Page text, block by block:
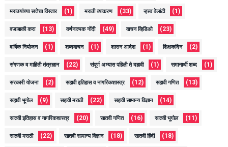
मराठयांच्या सत्तेचा विस्तार (1) मराठी व्याकरण (33) ऱ्हस्व वेलांटी (1)
वजाबाकी करा (13) वर्णनात्मक नोंदी (49) वाचन व्हिडिओ (23)
वार्षिक नियोजन (1) शब्दवाचन (1) शासन आदेश (1) शिक्षकदिन (2)
संगणक व माहिती तंत्रज्ञान (22) संपूर्ण अभ्यास पहिली ते दहावी (1) समानार्थी शब्द (1)
सरकारी योजना (2) सहावी इतिहास व नागरिकशास्त्र (12) सहावी गणित (13)
सहावी भूगोल (9) सहावी मराठी (22) सहावी सामान्य विज्ञान (14)
सातवी इतिहास व नागरिकशास्त्र (20) सातवी गणित (16) सातवी भूगोल (11)
सातवी मराठी (22) सातवी सामान्य विज्ञान (18) सातवी हिंदी (18)